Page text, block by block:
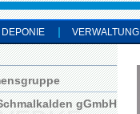
DEPONIE VERWALTUNG
gGmbH